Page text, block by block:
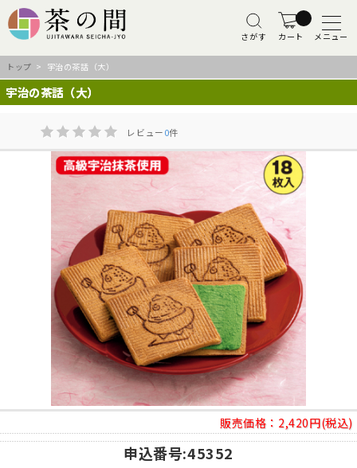
さがす カート メニュー
トップ > 宇治の茶話（大）
宇治の茶話（大）
レビュー0件
販売価格： 2,420円(税込)
申込番号:45352